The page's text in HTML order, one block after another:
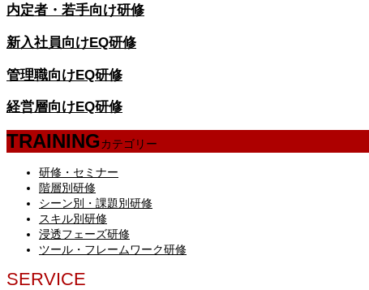
内定者・若手向け研修
新入社員向けEQ研修
管理職向けEQ研修
経営層向けEQ研修
TRAININGカテゴリー
研修・セミナー
階層別研修
シーン別・課題別研修
スキル別研修
浸透フェーズ研修
ツール・フレームワーク研修
SERVICE